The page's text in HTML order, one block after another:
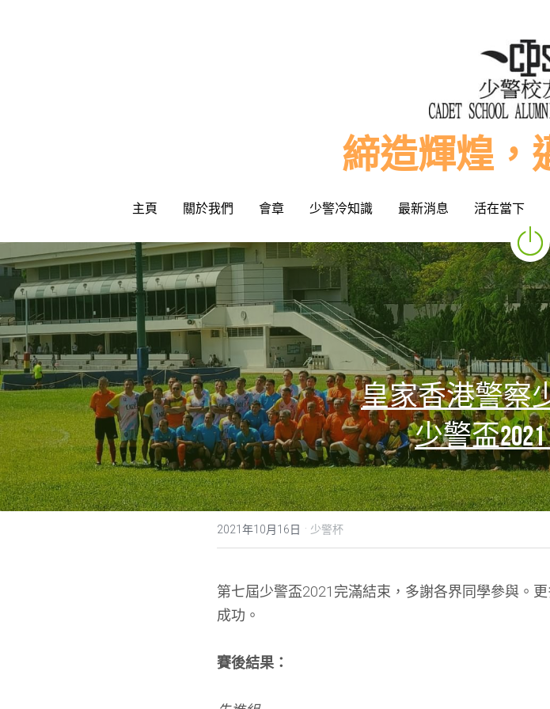
締造輝煌，
主頁 關於我們 會章 少警冷知識 最新消息 活在當下
締造輝煌，
主頁 關於我們 會章 少警冷知識 最新消息 活在當下
皇家香港警察
少警盃
2021年10月16日 · 少警杯
第七屆少警盃2021完滿結束，多謝各界同學參與。
成功。
賽後結果：